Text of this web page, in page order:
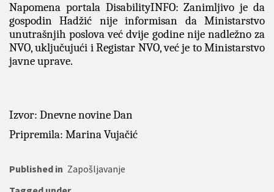
Napomena portala DisabilityINFO: Zanimljivo je da
gospodin Hadžić nije informisan da Ministarstvo
unutrašnjih poslova već dvije godine nije nadležno za
NVO, uključujući i Registar NVO, već je to Ministarstvo
javne uprave.
Izvor: Dnevne novine Dan
Pripremila: Marina Vujačić
Published in Zapošljavanje